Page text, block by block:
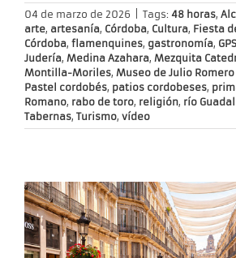
04 de marzo de 2026 Tags: 48 horas,
arte, artesanía, Córdoba, Cultura, Fiesta
Córdoba, flamenquines, gastronomía, GPS
Judería, Medina Azahara, Mezquita
Montilla-Moriles, Museo de Julio
Pastel cordobés, patios cordobeses,
Romano, rabo de toro, religión, río
Tabernas, Turismo, vídeo